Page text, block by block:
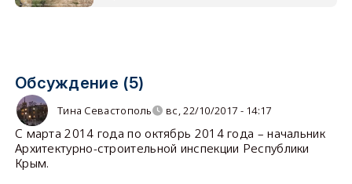
Обсуждение (5)
Тина Севастополь вс, 22/10/2017 - 14:17
С марта 2014 года по октябрь 2014 года – начальник
Архитектурно-строительной инспекции Республики
Крым.